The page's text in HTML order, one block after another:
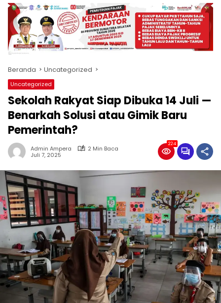
produk
antara
lain
mampu
menjadi
komunikasi
usaha
(beriklan),
fokus
pada
pemberitaan
nasional
maupun
international,
lokal
dan
dinamis,
memiliki
kisaran
harga
iklan
yang
relatif
lebih
murah
dari
Beranda Uncategorized
Uncategorized
Sekolah Rakyat Siap Dibuka 14 Juli —
Benarkah Solusi atau Gimik Baru
Pemerintah?
Admin Ampera
2 Min Baca
Juli 7, 2025
224